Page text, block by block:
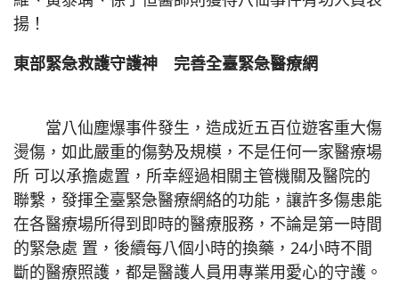
揚！
東部緊急救護守護神 完善全臺緊急醫療網
當八仙塵爆事件發生，造成近五百位遊客重大傷
燙傷，如此嚴重的傷勢及規模，不是任何一家醫療場
所 可以承擔處置，所幸經過相關主管機關及醫院的
聯繫，發揮全臺緊急醫療網絡的功能，讓許多傷患能
在各醫療場所得到即時的醫療服務，不論是第一時間
的緊急處 置，後續每八個小時的換藥，24小時不間
斷的醫療照護，都是醫護人員用專業用愛心的守護。